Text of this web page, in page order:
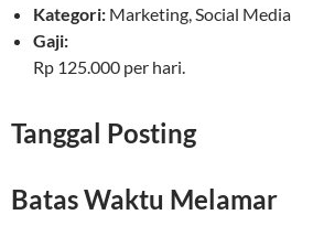
Kategori: Marketing, Social Media
Gaji:
Rp 125.000 per hari.
Tanggal Posting
Batas Waktu Melamar